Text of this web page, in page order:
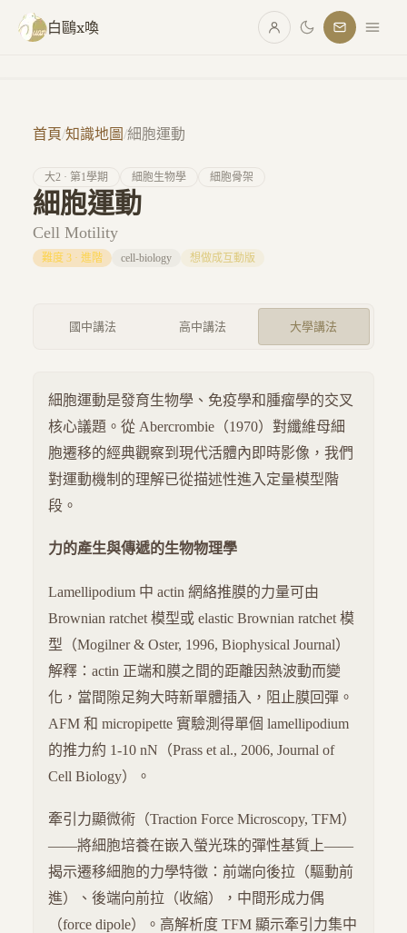
跳至主要內容
白鷗x喚
首頁/知識地圖/細胞運動
大2 · 第1學期 細胞生物學 細胞骨架
細胞運動
Cell Motility
難度 3 · 進階 cell-biology 想做成互動版
國中講法 高中講法 大學講法
細胞運動是發育生物學、免疫學和腫瘤學的交叉
核心議題。從 Abercrombie（1970）對纖維母細
胞遷移的經典觀察到現代活體內即時影像，我們
對運動機制的理解已從描述性進入定量模型階
段。
力的產生與傳遞的生物物理學
Lamellipodium 中 actin 網絡推膜的力量可由
Brownian ratchet 模型或 elastic Brownian ratchet 模
型（Mogilner & Oster, 1996, Biophysical Journal）
解釋：actin 正端和膜之間的距離因熱波動而變
化，當間隙足夠大時新單體插入，阻止膜回彈。
AFM 和 micropipette 實驗測得單個 lamellipodium
的推力約 1-10 nN（Prass et al., 2006, Journal of
Cell Biology）。
牽引力顯微術（Traction Force Microscopy, TFM）
——將細胞培養在嵌入螢光珠的彈性基質上——
揭示遷移細胞的力學特徵：前端向後拉（驅動前
進）、後端向前拉（收縮），中間形成力偶
（force dipole）。高解析度 TFM 顯示牽引力集中